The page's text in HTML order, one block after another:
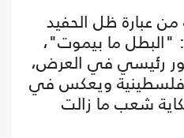
عبارة ظل الحفيد
"البطل ما بيموت"،
رئيسي في العرض،
فلسطينية ويعكس في
شعب ما زالت